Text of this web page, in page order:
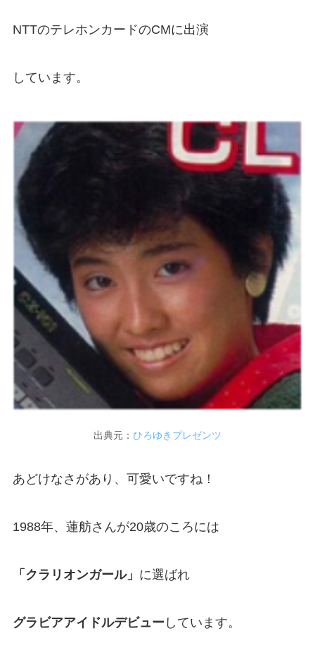
NTTのテレホンカードのCMに出演
しています。
出典元： ひろゆきプレゼンツ
あどけなさがあり、可愛いですね！
1988年、蓮舫さんが20歳のころには
「クラリオンガール」 に選ばれ
グラビアアイドルデビュー しています。